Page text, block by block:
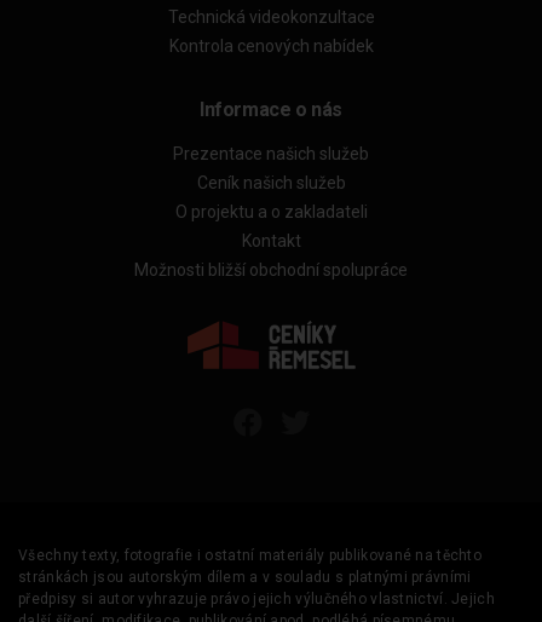
Technická videokonzultace
Kontrola cenových nabídek
Informace o nás
Prezentace našich služeb
Ceník našich služeb
O projektu a o zakladateli
Kontakt
Možnosti bližší obchodní spolupráce
Všechny texty, fotografie i ostatní materiály publikované na těchto
stránkách jsou autorským dílem a v souladu s platnými právními
předpisy si autor vyhrazuje právo jejich výlučného vlastnictví. Jejich